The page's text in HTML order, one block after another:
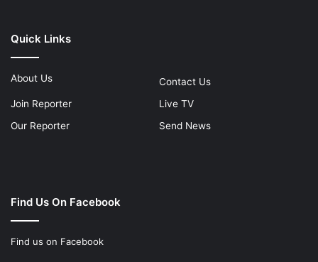
Quick Links
About Us
Contact Us
Join Reporter
Live TV
Our Reporter
Send News
Find Us On Facebook
Find us on Facebook